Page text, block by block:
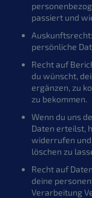
passiert und
persönliche
Recht auf
du wünscht,
ergänzen, zu
zu bekommen.
Wenn du uns
Daten erteilst,
widerrufen und
löschen zu
Recht auf
deine
Verarbeitung